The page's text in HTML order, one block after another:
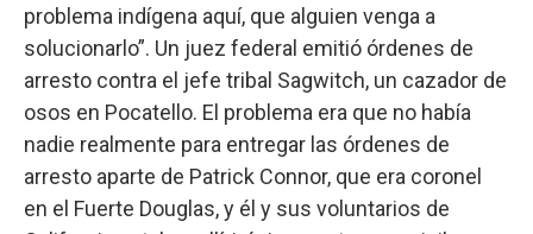
problema indígena aquí, que alguien venga a
solucionarlo”. Un juez federal emitió órdenes de
arresto contra el jefe tribal Sagwitch, un cazador de
osos en Pocatello. El problema era que no había
nadie realmente para entregar las órdenes de
arresto aparte de Patrick Connor, que era coronel
en el Fuerte Douglas, y él y sus voluntarios de